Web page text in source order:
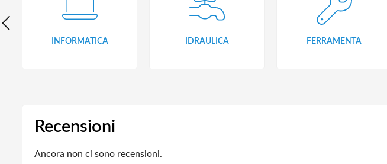
INFORMATICA IDRAULICA FERRAMENTA
Recensioni
Ancora non ci sono recensioni.